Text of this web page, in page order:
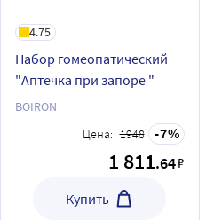
4.75
Набор гомеопатический
"Аптечка при запоре "
BOIRON
Цена: 1948 7
1 811.64₽
Купить